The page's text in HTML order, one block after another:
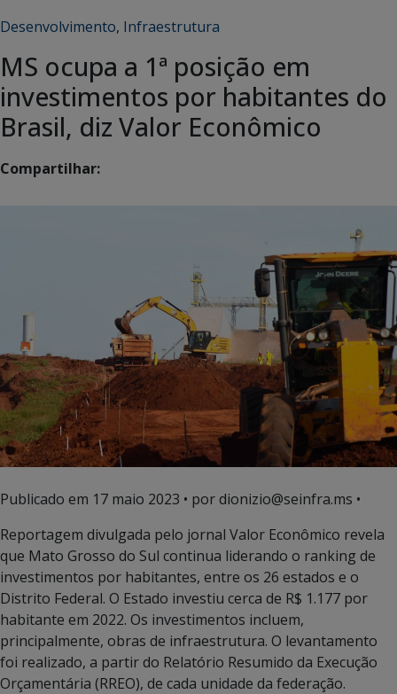
Desenvolvimento, Infraestrutura
MS ocupa a 1ª posição em
investimentos por habitantes do
Brasil, diz Valor Econômico
Compartilhar:
Publicado em 17 maio 2023 • por dionizio@seinfra.ms •
Reportagem divulgada pelo jornal Valor Econômico revela
que Mato Grosso do Sul continua liderando o ranking de
investimentos por habitantes, entre os 26 estados e o
Distrito Federal. O Estado investiu cerca de R$ 1.177 por
habitante em 2022. Os investimentos incluem,
principalmente, obras de infraestrutura. O levantamento
foi realizado, a partir do Relatório Resumido da Execução
Orçamentária (RREO), de cada unidade da federação.